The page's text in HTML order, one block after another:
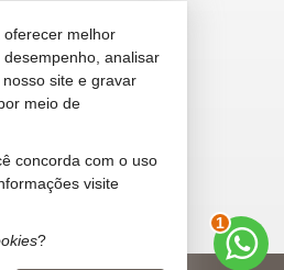
2
oferecer melhor
analisar
site e gravar
meio de
concorda com o uso
visite
?